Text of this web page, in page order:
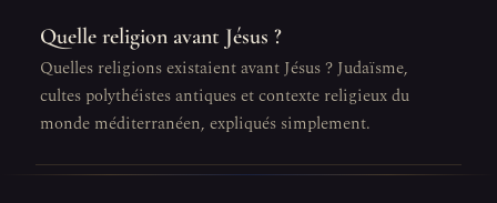
Quelle religion avant Jésus ?
Quelles religions existaient avant Jésus ? Judaïsme,
cultes polythéistes antiques et contexte religieux du
monde méditerranéen, expliqués simplement.